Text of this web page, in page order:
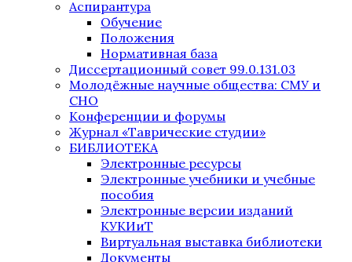
Аспирантура
Обучение
Положения
Нормативная база
Диссертационный совет 99.0.131.03
Молодёжные научные общества: СМУ и
СНО
Конференции и форумы
Журнал «Таврические студии»
БИБЛИОТЕКА
Электронные ресурсы
Электронные учебники и учебные
пособия
Электронные версии изданий
КУКИиТ
Виртуальная выставка библиотеки
Документы